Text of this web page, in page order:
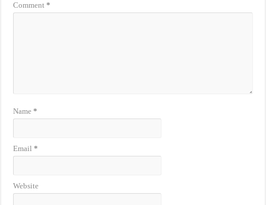
Comment*
Name*
Email*
Website